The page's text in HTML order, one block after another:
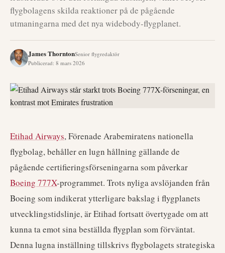
flygbolagens skilda reaktioner på de pågående
utmaningarna med det nya widebody-flygplanet.
James ThorntonSenior flygredaktör
Publicerad: 8 mars 2026
Etihad Airways, Förenade Arabemiratens nationella
flygbolag, behåller en lugn hållning gällande de
pågående certifieringsförseningarna som påverkar
Boeing 777X-programmet. Trots nyliga avslöjanden från
Boeing som indikerat ytterligare bakslag i flygplanets
utvecklingstidslinje, är Etihad fortsatt övertygade om att
kunna ta emot sina beställda flygplan som förväntat.
Denna lugna inställning tillskrivs flygbolagets strategiska